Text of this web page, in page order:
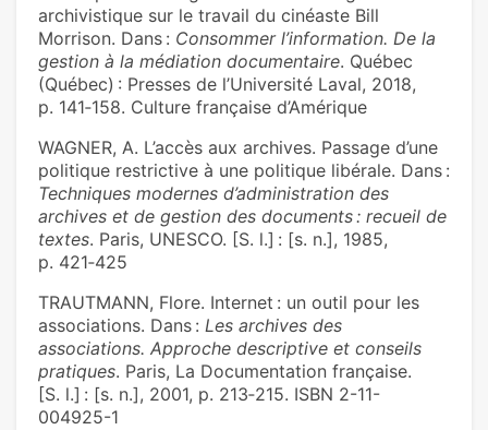
archivistique sur le travail du cinéaste Bill
Morrison. Dans : Consommer l’information. De la
gestion à la médiation documentaire. Québec
(Québec) : Presses de l’Université Laval, 2018,
p. 141‑158. Culture française d’Amérique
WAGNER, A. L’accès aux archives. Passage d’une
politique restrictive à une politique libérale. Dans :
Techniques modernes d’administration des
archives et de gestion des documents : recueil de
textes. Paris, UNESCO. [S. l.] : [s. n.], 1985,
p. 421‑425
TRAUTMANN, Flore. Internet : un outil pour les
associations. Dans : Les archives des
associations. Approche descriptive et conseils
pratiques. Paris, La Documentation française.
[S. l.] : [s. n.], 2001, p. 213‑215. ISBN 2-11-
004925-1